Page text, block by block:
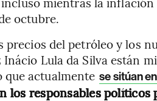
octubre.
precios del petróleo y los
Lula da Silva están
que actualmente se sitúan
los responsables políticos